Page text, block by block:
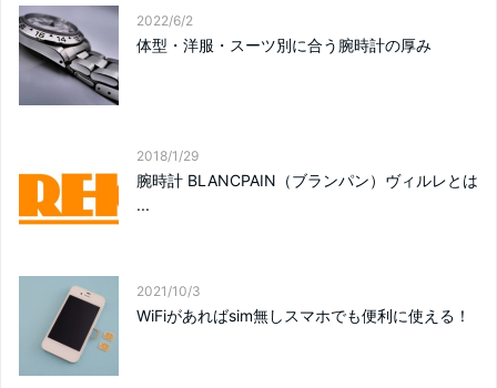
2022/6/2
体型・洋服・スーツ別に合う腕時計の厚み
2018/1/29
腕時計 BLANCPAIN（ブランパン）ヴィルレとは
...
2021/10/3
WiFiがあればsim無しスマホでも便利に使える！